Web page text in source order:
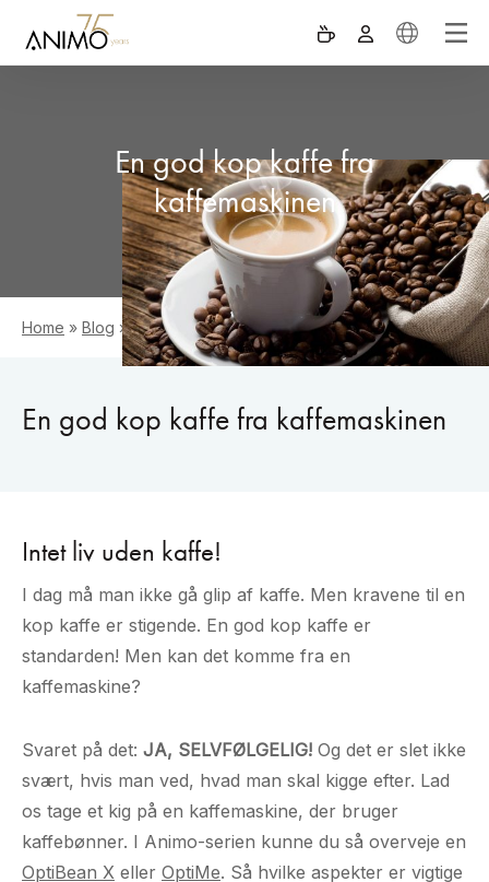
En god kop kaffe fra
kaffemaskinen
Home » Blog »En god kop kaffe fra kaffemaskinen
En god kop kaffe fra kaffemaskinen
Intet liv uden kaffe!
I dag må man ikke gå glip af kaffe. Men kravene til en
kop kaffe er stigende. En god kop kaffe er
standarden! Men kan det komme fra en
kaffemaskine?
Svaret på det: JA, SELVFØLGELIG! Og det er slet ikke
svært, hvis man ved, hvad man skal kigge efter. Lad
os tage et kig på en kaffemaskine, der bruger
kaffebønner. I Animo-serien kunne du så overveje en
OptiBean X eller OptiMe. Så hvilke aspekter er vigtige